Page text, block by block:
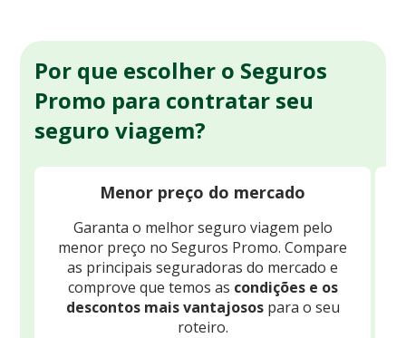
Por que escolher o Seguros
Promo para contratar seu
seguro viagem?
Menor preço do mercado
Garanta o melhor seguro viagem pelo
menor preço no Seguros Promo. Compare
as principais seguradoras do mercado e
comprove que temos as condições e os
descontos mais vantajosospara o seu
roteiro.